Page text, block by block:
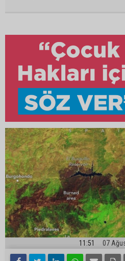
11:51 07